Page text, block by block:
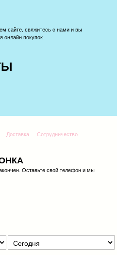
сайте, свяжитесь с нами и вы
онлайн покупок.
Доставка
Сотрудничество
Оставьте свой телефон и мы